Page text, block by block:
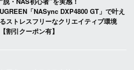
UGREEN「NASync DXP4800 GT」で叶え
るストレスフリーなクリエイティブ環境
【割引クーポン有】